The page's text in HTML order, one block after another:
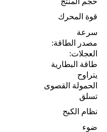
قوة المحرك
سرعة
مصدر الطاقة:
العجلات:
طاقة البطارية
يتراوح
الحمولة القصوى
تسلق
نظام الكبح
ضوء